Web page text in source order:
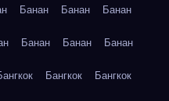
Банан Банан Банан
Банан Банан Банан
Бангкок Бангкок